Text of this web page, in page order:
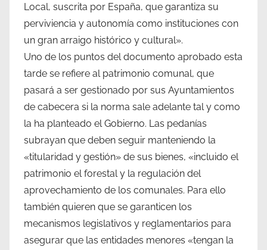
Local, suscrita por España, que garantiza su
perviviencia y autonomía como instituciones con
un gran arraigo histórico y cultural».
Uno de los puntos del documento aprobado esta
tarde se refiere al patrimonio comunal, que
pasará a ser gestionado por sus Ayuntamientos
de cabecera si la norma sale adelante tal y como
la ha planteado el Gobierno. Las pedanías
subrayan que deben seguir manteniendo la
«titularidad y gestión» de sus bienes, «incluido el
patrimonio el forestal y la regulación del
aprovechamiento de los comunales. Para ello
también quieren que se garanticen los
mecanismos legislativos y reglamentarios para
asegurar que las entidades menores «tengan la